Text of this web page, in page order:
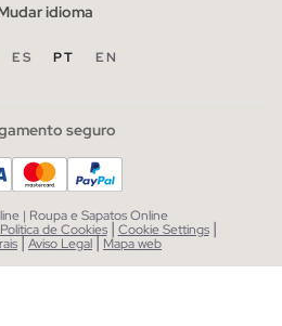
idioma
ES PT EN
seguro
| Roupa e Sapatos Online
Política de Cookies | Cookie Settings |
|Aviso Legal| Mapa web